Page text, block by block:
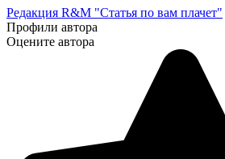
Редакция R&M "Статья по вам плачет"
Профили автора
Оцените автора